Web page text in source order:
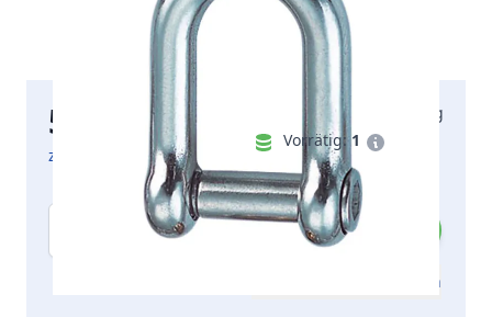
5,58 €
inkl. MwSt.
zzgl. Versandkosten
Lieferung am Montag
Vorrätig: 1
Menge
Zum Angebot hinzufügen